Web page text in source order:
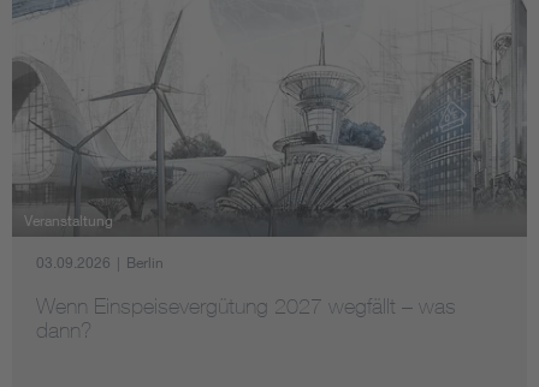
Veranstaltung
03.09.2026 | Berlin
Wenn Einspeisevergütung 2027 wegfällt – was
dann?